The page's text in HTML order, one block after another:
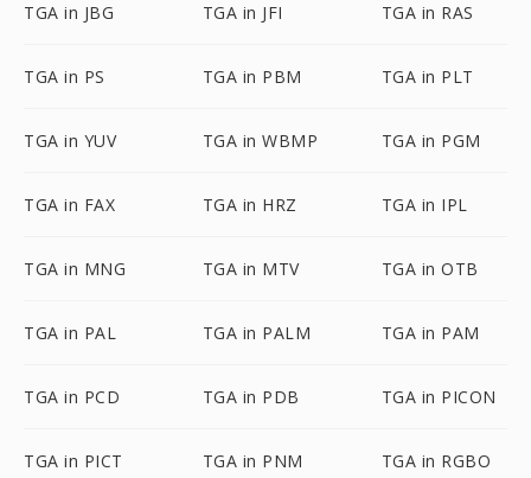
TGA in JBG TGA in JFI TGA in RAS
TGA in PS TGA in PBM TGA in PLT
TGA in YUV TGA in WBMP TGA in PGM
TGA in FAX TGA in HRZ TGA in IPL
TGA in MNG TGA in MTV TGA in OTB
TGA in PAL TGA in PALM TGA in PAM
TGA in PCD TGA in PDB TGA in PICON
TGA in PICT TGA in PNM TGA in RGBO